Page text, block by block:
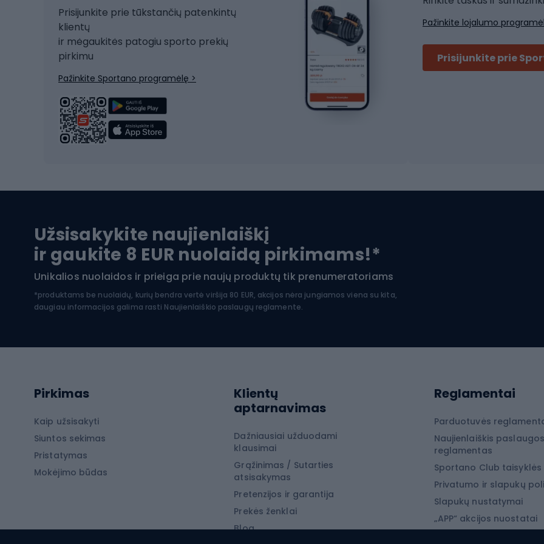
Čiuožimas
Rogės
Žygio batai
Alpinizmo batai
Turistiniai batai
Vandens sportai
Baidarės
SUP lentos
Hidrokostiumai nardymui
Turistinė apranga
Žygio šortai
Neperpučiamos striukės
Žygio marškinėliai
Terminiai apatiniai
Dviračių kelnės
Dviračių striukės
Dviračių džemperiai
Dviračių kepurės
Dviračių priedai
Dviračių kuprinės
Dviračių dalys
Dviračių sėdynės
Dviračių ratai
Laipiojimas
Laipiojimo batai
Laipiojimo įranga
Žiemos laipiojimo įranga
Žvejyba
Stalo tenisas
Tenisas
Snieglentės
Snieglenčių batai
Snieglenčių apkaustai
Snieglenčių apranga
Prisijunkite prie tūkstančių patenkintų
klientų
ir mėgaukitės patogiu sporto prekių
pirkimu
Pažinkite Sportano programėlę >
Pažinkite lojalumo
Prisijunkite prie
Užsisakykite naujienlaiškį
ir gaukite 8 EUR nuolaidą pirkimams!*
Unikalios nuolaidos ir prieiga prie naujų produktų tik prenumeratoriams
*produktams be nuolaidų, kurių bendra vertė viršija 80 EUR, akcijos nėra jungiamos viena su kita,
daugiau informacijos galima rasti Naujienlaiškio paslaugų reglamente.
Pirkimas
Kaip užsisakyti
Siuntos sekimas
Pristatymas
Mokėjimo būdas
Klientų
aptarnavimas
Dažniausiai užduodami
klausimai
Grąžinimas / Sutarties
atsisakymas
Pretenzijos ir garantija
Prekės ženklai
Blog
Reglamentai
Parduotuvės
Naujienlaiškis paslaugos
reglamentas
Sportano Club taisyklės
Privatumo ir slapukų
Slapukų nustatymai
„APP“ akcijos nuostatai